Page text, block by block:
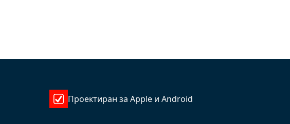
Проектиран за Apple и Android